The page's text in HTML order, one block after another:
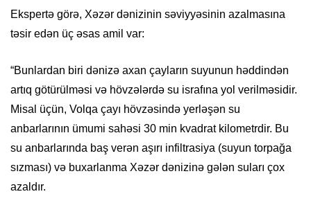
Ekspertə görə, Xəzər dənizinin səviyyəsinin azalmasına
təsir edən üç əsas amil var:
“Bunlardan biri dənizə axan çayların suyunun həddindən
artıq götürülməsi və hövzələrdə su israfına yol verilməsidir.
Misal üçün, Volqa çayı hövzəsində yerləşən su
anbarlarının ümumi sahəsi 30 min kvadrat kilometrdir. Bu
su anbarlarında baş verən aşırı infiltrasiya (suyun torpağa
sızması) və buxarlanma Xəzər dənizinə gələn suları çox
azaldır.